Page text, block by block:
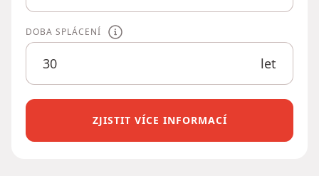
DOBA SPLÁCENÍ
let
ZJISTIT VÍCE INFORMACÍ